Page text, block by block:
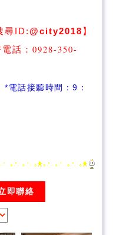
@city2018 】
350-
：9：
即聯絡